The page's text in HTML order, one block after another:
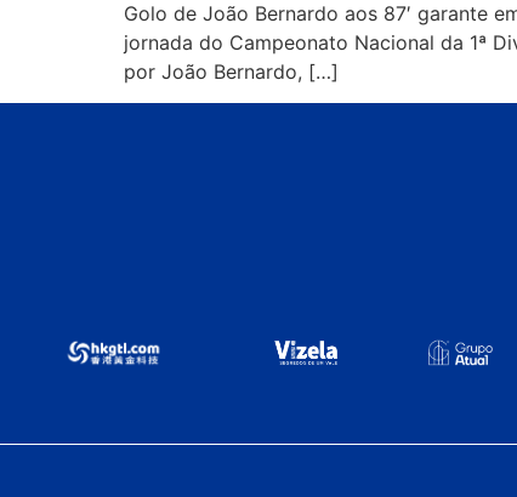
Golo de João Bernardo aos 87′ garante
jornada do Campeonato Nacional da 1ª
por João Bernardo, […]